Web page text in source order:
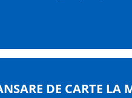
DE CARTE LA